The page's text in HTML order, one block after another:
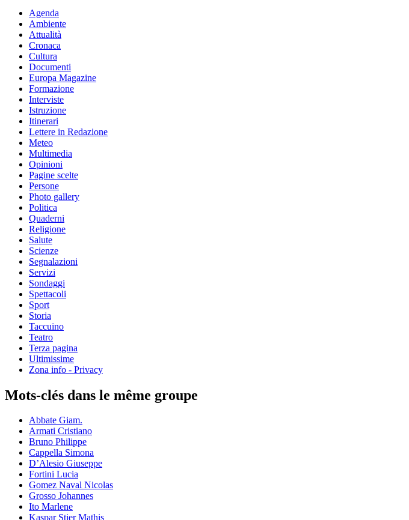
Agenda
Ambiente
Attualità
Cronaca
Cultura
Documenti
Europa Magazine
Formazione
Interviste
Istruzione
Itinerari
Lettere in Redazione
Meteo
Multimedia
Opinioni
Pagine scelte
Persone
Photo gallery
Politica
Quaderni
Religione
Salute
Scienze
Segnalazioni
Servizi
Sondaggi
Spettacoli
Sport
Storia
Taccuino
Teatro
Terza pagina
Ultimissime
Zona info - Privacy
Mots-clés dans le même groupe
Abbate Giam.
Armati Cristiano
Bruno Philippe
Cappella Simona
D’Alesio Giuseppe
Fortini Lucia
Gomez Naval Nicolas
Grosso Johannes
Ito Marlene
Kaspar Stier Mathis